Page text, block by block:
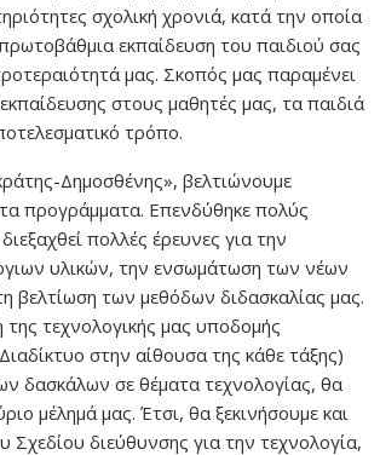
σχολική χρονιά, κατά την οποία
εκπαίδευση του παιδιού σας
μας. Σκοπός μας παραμένει
στους μαθητές μας, τα παιδιά
τρόπο.
Δημοσθένης», βελτιώνουμε
προγράμματα. Επενδύθηκε πολύς
πολλές έρευνες για την
υλικών, την ενσωμάτωση των νέων
βελτίωση των μεθόδων διδασκαλίας μας.
της τεχνολογικής μας υποδομής
στην αίθουσα της κάθε τάξης)
δασκάλων σε θέματα τεχνολογίας, θα
μέλημά μας. Έτσι, θα ξεκινήσουμε και
Σχεδίου διεύθυνσης για την τεχνολογία,